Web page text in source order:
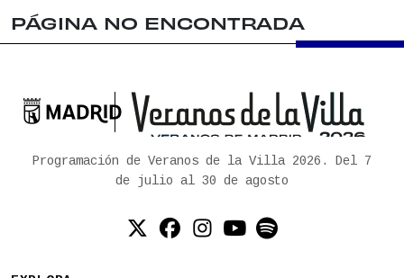
PÁGINA NO ENCONTRADA

Ayuntamiento de Madrid
Programación de Veranos de la Villa 2026. Del 7
de julio al 30 de agosto
Twitter (X)
Facebook
Instagram
YouTube
Spotify